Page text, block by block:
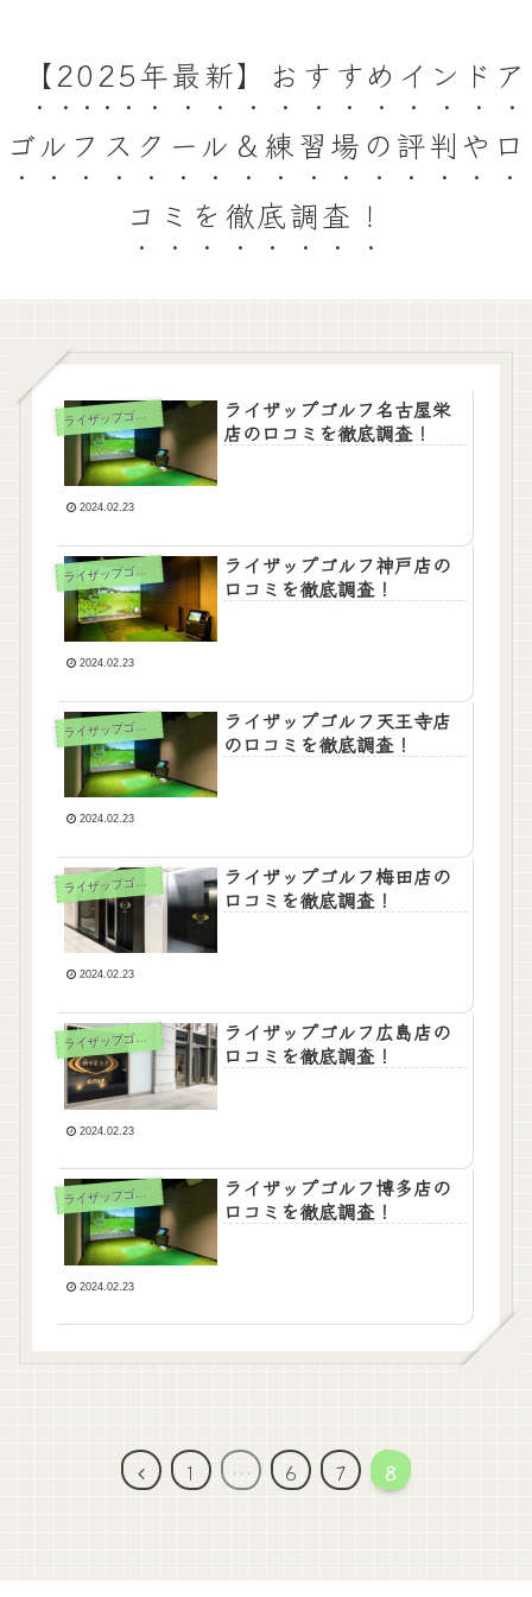
【2025年最新】おすすめインドア
ゴルフスクール＆練習場の評判や口
コミを徹底調査！
ラ
イザップゴルフ
ライザップゴルフ名古屋栄
店の口コミを徹底調査！
2024.02.23
ラ
イザップゴルフ
ライザップゴルフ神戸店の
口コミを徹底調査！
2024.02.23
ラ
イザップゴルフ
ライザップゴルフ天王寺店
の口コミを徹底調査！
2024.02.23
ラ
イザップゴルフ
ライザップゴルフ梅田店の
口コミを徹底調査！
2024.02.23
ラ
イザップゴルフ
ライザップゴルフ広島店の
口コミを徹底調査！
2024.02.23
ラ
イザップゴルフ
ライザップゴルフ博多店の
口コミを徹底調査！
2024.02.23
前
1 … 6 7 8